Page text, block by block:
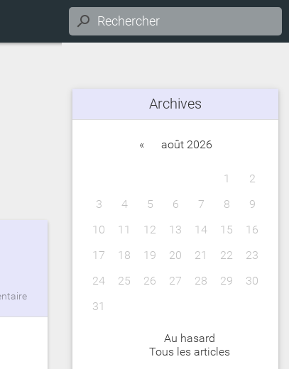
Archives
« août 2026
1
2
3
4 5 6 7 8
9
10
11 12 13 14 15
16
17
18 19 20 21 22
23
24
25 26 27 28 29
30
31
Au hasard
Tous les articles